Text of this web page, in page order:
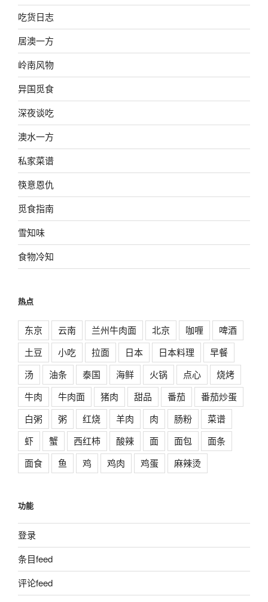
吃货日志
居澳一方
岭南风物
异国觅食
深夜谈吃
澳水一方
私家菜谱
筷意恩仇
觅食指南
雪知味
食物冷知
热点
东京 云南 兰州牛肉面 北京 咖喱
啤酒
土豆
小吃 拉面 日本 日本料理
早餐
汤
油条 泰国 海鲜 火锅 点心
烧烤
牛肉
牛肉面 猪肉 甜品 番茄
番茄炒蛋
白粥
粥 红烧 羊肉 肉 肠粉
菜谱
虾
蟹 西红柿 酸辣 面 面包
面条
面食
鱼 鸡 鸡肉 鸡蛋 麻辣烫
功能
登录
条目feed
评论feed